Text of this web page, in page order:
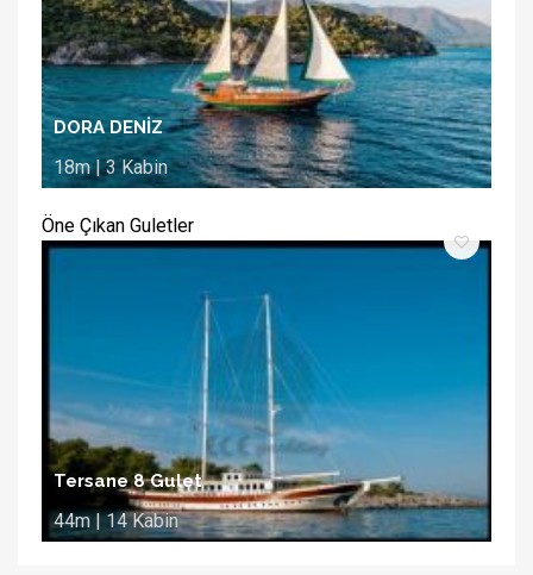
DORA DENİZ
18m | 3 Kabin
Öne Çıkan Guletler
Tersane 8 Gulet
44m | 14 Kabin